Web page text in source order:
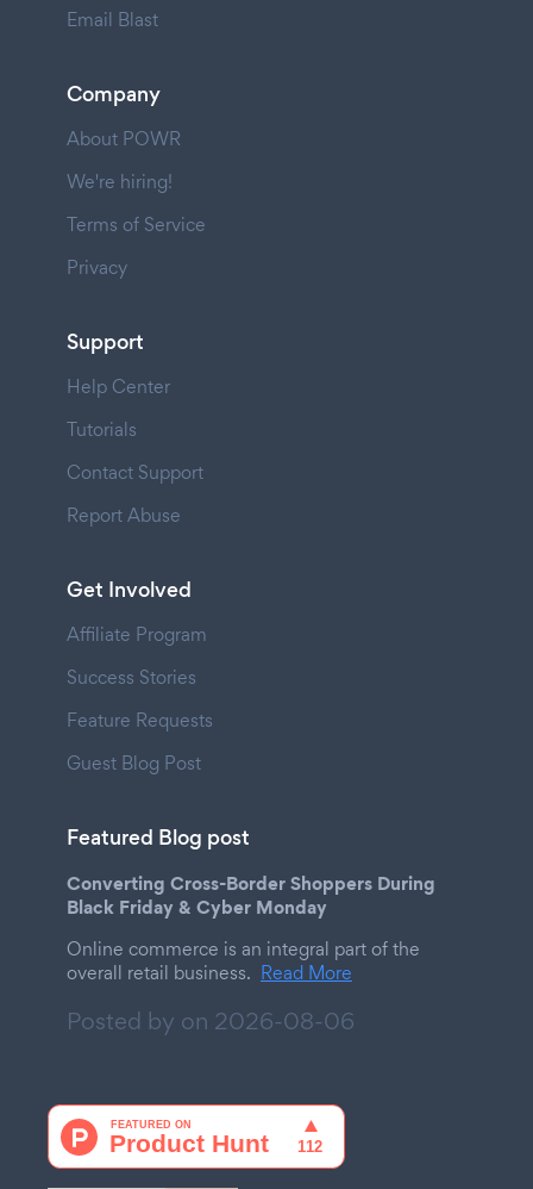
Email Blast
Company
About POWR
We're hiring!
Terms of Service
Privacy
Support
Help Center
Tutorials
Contact Support
Report Abuse
Get Involved
Affiliate Program
Success Stories
Feature Requests
Guest Blog Post
Featured Blog post
Converting Cross-Border Shoppers During
Black Friday & Cyber Monday
Online commerce is an integral part of the
overall retail business. Read More
Posted by on 2026-08-06